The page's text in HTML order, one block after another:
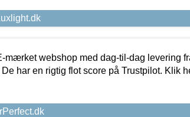
mærket webshop med dag-til-dag levering
har en rigtig flot score på Trustpilot. Klik